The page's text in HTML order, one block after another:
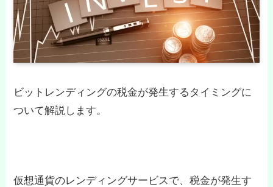
ビットレンディングの税金が発生するタイミングに
ついて解説します。
仮想通貨のレンディングサービスで、税金が発生す